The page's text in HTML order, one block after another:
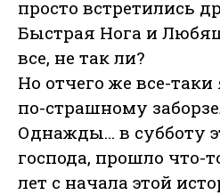
просто встретились
Быстрая Нога и
все, не так ли?
Но отчего же все-
по-страшному
Однажды… в субботу
господа, прошло что-
лет с начала этой